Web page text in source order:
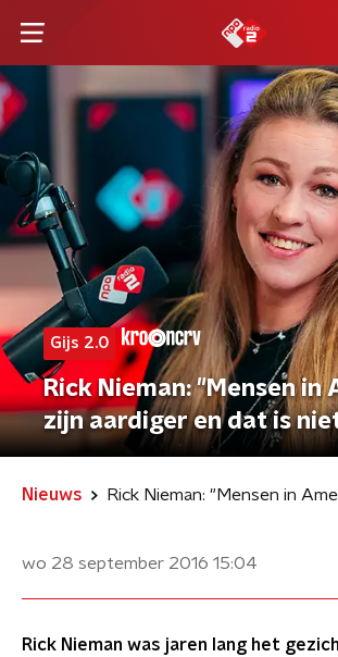
Gijs 2.0
Rick Nieman: "Mensen in
zijn aardiger en dat is
Nieuws
wo 28 september 2016 15:04
Rick Nieman was jaren lang het